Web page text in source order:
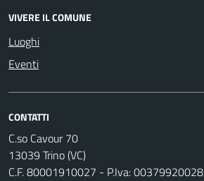
VIVERE IL COMUNE
Luoghi
Eventi
CONTATTI
C.so Cavour 70
13039 Trino (VC)
C.F. 80001910027 - P.Iva: 00379920028